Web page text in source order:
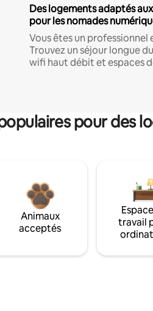
Des logements adaptés
pour les nomades
Vous êtes un professionnel
Trouvez un séjour longue
wifi haut débit et espaces
pour des
Animaux
acceptés
travail